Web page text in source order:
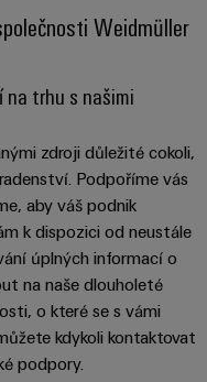
Weidmüller
trhu s našimi
zdroji důležité cokoli,
Podpoříme vás
aby váš podnik
k dispozici od neustále
úplných informací o
na naše dlouholeté
o které se s vámi
kdykoli kontaktovat
podpory.